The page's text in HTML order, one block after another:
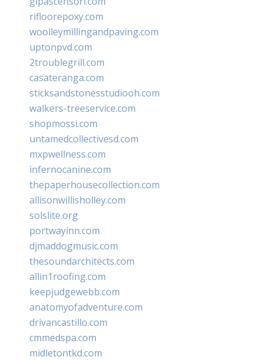
rifloorepoxy.com
woolleymillingandpaving.com
uptonpvd.com
2troublegrill.com
casateranga.com
sticksandstonesstudiooh.com
walkers-treeservice.com
shopmossi.com
untamedcollectivesd.com
mxpwellness.com
infernocanine.com
thepaperhousecollection.com
allisonwillisholley.com
solslite.org
portwayinn.com
djmaddogmusic.com
thesoundarchitects.com
allin1roofing.com
keepjudgewebb.com
anatomyofadventure.com
drivancastillo.com
cmmedspa.com
midletontkd.com